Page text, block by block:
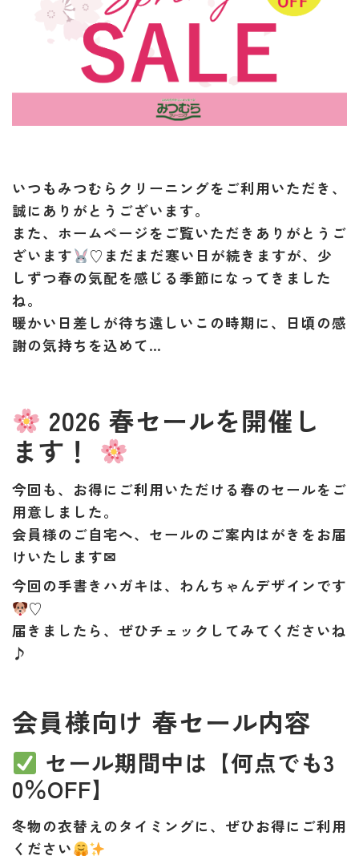
いつもみつむらクリーニングをご利用いただき、
誠にありがとうございます。
また、ホームページをご覧いただきありがとうご
ざいます
♡まだまだ寒い日が続きますが、少
しずつ春の気配を感じる季節になってきました
ね。
暖かい日差しが待ち遠しいこの時期に、日頃の感
謝の気持ちを込めて…
2026 春セールを開催し
ます！
今回も、お得にご利用いただける春のセールをご
用意しました。
会員様のご自宅へ、セールのご案内はがきをお届
けいたします✉
今回の手書きハガキは、 わんちゃんデザインです
♡
届きましたら、ぜひチェックしてみてくださいね
♪
会員様向け 春セール内容
セール期間中は【何点でも3
0％OFF】
冬物の衣替えのタイミングに、ぜひお得にご利用
ください